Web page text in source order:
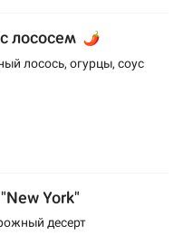
лососем
лосось, огурцы, соус
York"
десерт